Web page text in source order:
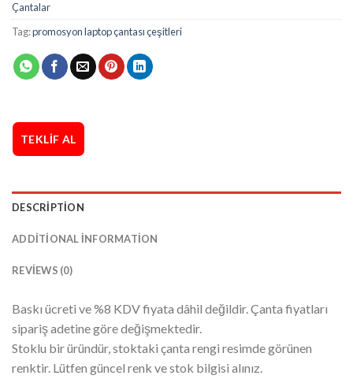
Çantalar
Tag:promosyon laptop çantası çeşitleri
TEKLIF AL
DESCRIPTION
ADDITIONAL INFORMATION
REVIEWS (0)
Baskı ücreti ve %8 KDV fiyata dâhil değildir. Çanta fiyatları
sipariş adetine göre değişmektedir.
Stoklu bir üründür, stoktaki çanta rengi resimde görünen
renktir. Lütfen güncel renk ve stok bilgisi alınız.